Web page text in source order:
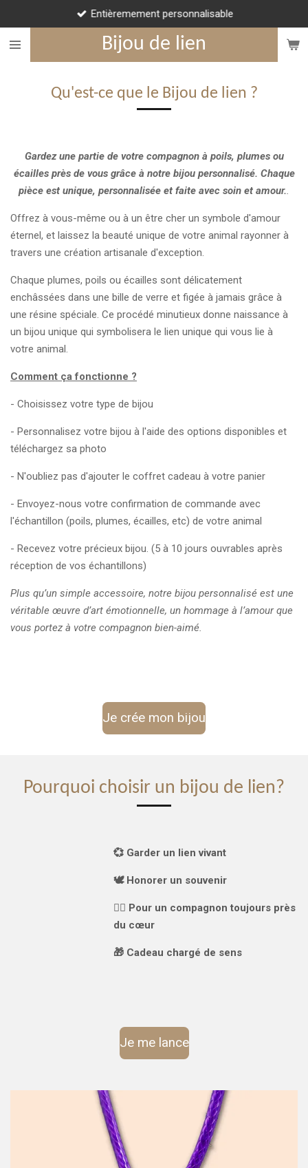
contenu
Bijou de lien
Entièremement personnalisable
Qu'est-ce que le Bijou de lien ?
Gardez une partie de votre compagnon à poils, plumes ou
écailles près de vous grâce à notre bijou personnalisé. Chaque
pièce est unique, personnalisée et faite avec soin et amour..
Offrez à vous-même ou à un être cher un symbole d'amour
éternel, et laissez la beauté unique de votre animal rayonner à
travers une création artisanale d'exception.
Chaque plumes, poils ou écailles sont délicatement
enchâssées dans une bille de verre et figée à jamais grâce à
une résine spéciale. Ce procédé minutieux donne naissance à
un bijou unique qui symbolisera le lien unique qui vous lie à
votre animal.
Comment ça fonctionne ?
- Choisissez votre type de bijou
- Personnalisez votre bijou à l'aide des options disponibles et
téléchargez sa photo
- N'oubliez pas d'ajouter le coffret cadeau à votre panier
- Envoyez-nous votre confirmation de commande avec
l'échantillon (poils, plumes, écailles, etc) de votre animal
- Recevez votre précieux bijou. (5 à 10 jours ouvrables après
réception de vos échantillons)
Plus qu’un simple accessoire, notre bijou personnalisé est une
véritable œuvre d’art émotionnelle, un hommage à l’amour que
vous portez à votre compagnon bien-aimé.
Je crée mon bijou
Pourquoi choisir un bijou de lien?
💞 Garder un lien vivant
🕊️ Honorer un souvenir
🐕‍🦺 Pour un compagnon toujours près
du cœur
🎁 Cadeau chargé de sens
Je me lance